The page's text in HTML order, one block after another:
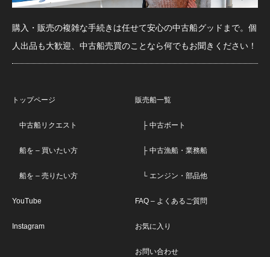
購入・販売の複雑な手続きは任せて安心の中古船グッドまで。個
人出品も大歓迎、中古船売買のことなら何でもお聞きください！
トップページ
中古船リクエスト
船を – 買いたい方
船を – 売りたい方
YouTube
Instagram
販売船一覧
├ 中古ボート
├ 中古漁船・業務船
└ エンジン・部品他
FAQ – よくあるご質問
お気に入り
お問い合わせ